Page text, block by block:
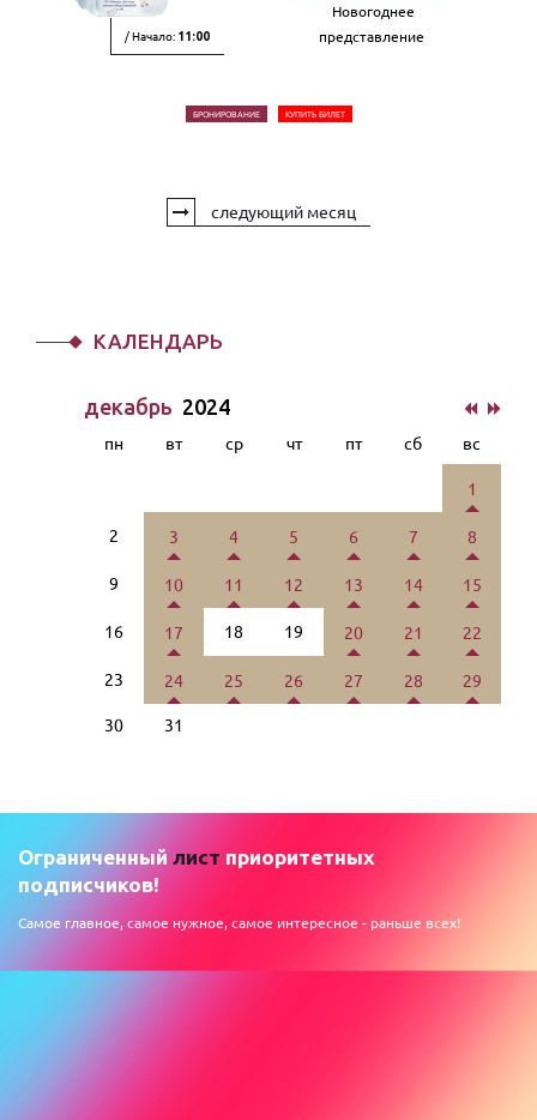
/ Начало: 11:00
Новогоднее
представление
БРОНИРОВАНИЕ КУПИТЬ БИЛЕТ
следующий месяц
КАЛЕНДАРЬ
декабрь 2024
пн вт ср чт пт сб вс
1
2 3 4 5 6 7 8
9 10 11 12 13 14 15
16 17 18 19 20 21 22
23 24 25 26 27 28 29
30 31
Ограниченный лист приоритетных
подписчиков!
Самое главное, самое нужное, самое интересное - раньше всех!